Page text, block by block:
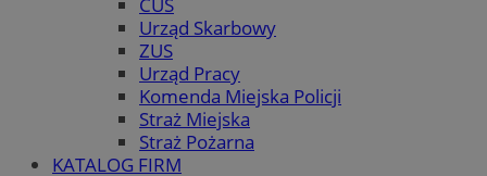
Urząd Skarbowy
ZUS
Urząd Pracy
Komenda Miejska Policji
Straż Miejska
Straż Pożarna
KATALOG FIRM